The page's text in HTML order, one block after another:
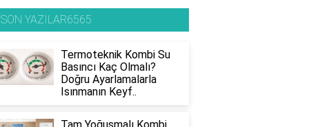
SON YAZILAR6565
Termoteknik Kombi Su
Basıncı Kaç Olmalı?
Doğru Ayarlamalarla
Isınmanın Keyf..